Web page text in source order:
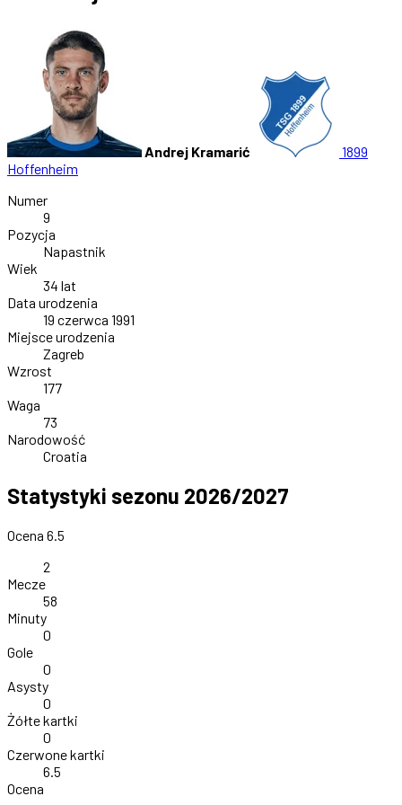
Andrej Kramarić
1899
Hoffenheim
Numer
9
Pozycja
Napastnik
Wiek
34 lat
Data urodzenia
19 czerwca 1991
Miejsce urodzenia
Zagreb
Wzrost
177
Waga
73
Narodowość
Croatia
Statystyki sezonu 2026/2027
Ocena 6.5
2
Mecze
58
Minuty
0
Gole
0
Asysty
0
Żółte kartki
0
Czerwone kartki
6.5
Ocena